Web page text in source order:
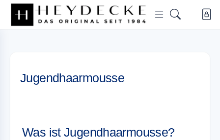
Jugendhaarmousse
Was ist Jugendhaarmousse?